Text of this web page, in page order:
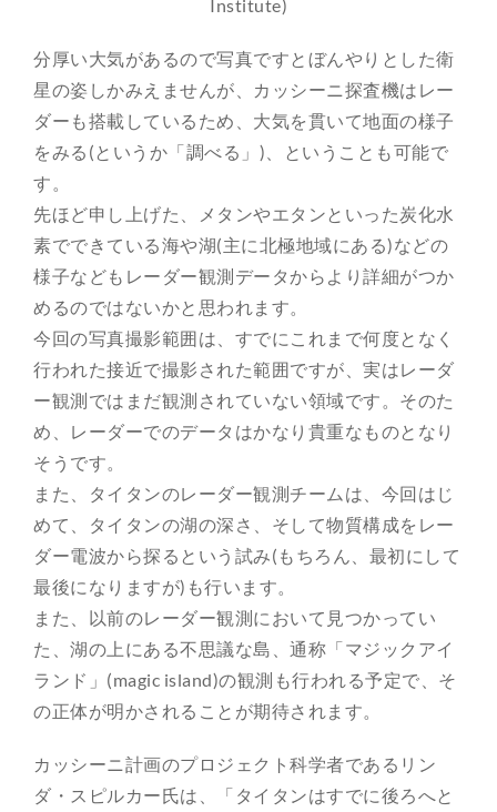
Institute)
分厚い大気があるので写真ですとぼんやりとした衛
星の姿しかみえませんが、カッシーニ探査機はレー
ダーも搭載しているため、大気を貫いて地面の様子
をみる(というか「調べる」)、ということも可能で
す。
先ほど申し上げた、メタンやエタンといった炭化水
素でできている海や湖(主に北極地域にある)などの
様子などもレーダー観測データからより詳細がつか
めるのではないかと思われます。
今回の写真撮影範囲は、すでにこれまで何度となく
行われた接近で撮影された範囲ですが、実はレーダ
ー観測ではまだ観測されていない領域です。そのた
め、レーダーでのデータはかなり貴重なものとなり
そうです。
また、タイタンのレーダー観測チームは、今回はじ
めて、タイタンの湖の深さ、そして物質構成をレー
ダー電波から探るという試み(もちろん、最初にして
最後になりますが)も行います。
また、以前のレーダー観測において見つかってい
た、湖の上にある不思議な島、通称「マジックアイ
ランド」(magic island)の観測も行われる予定で、そ
の正体が明かされることが期待されます。
カッシーニ計画のプロジェクト科学者であるリン
ダ・スピルカー氏は、「タイタンはすでに後ろへと